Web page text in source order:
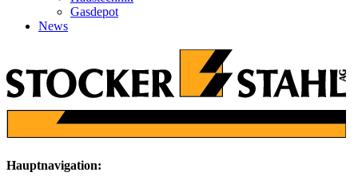
Gasdepot
News
Hauptnavigation: